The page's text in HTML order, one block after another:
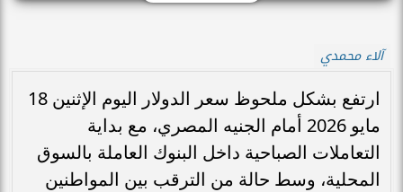
آلاء محمدي
ارتفع بشكل ملحوظ سعر الدولار اليوم الإثنين 18
مايو 2026 أمام الجنيه المصري، مع بداية
التعاملات الصباحية داخل البنوك العاملة بالسوق
المحلية، وسط حالة من الترقب بين المواطنين